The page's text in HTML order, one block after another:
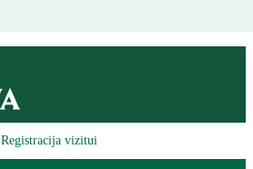
Registracija vizitui